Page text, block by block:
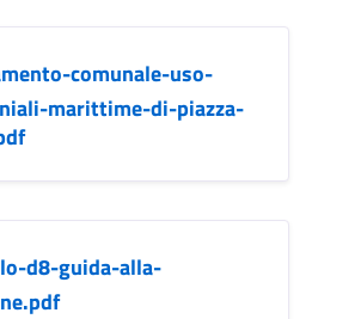
comunale-uso-
marittime-di-piazza-
d8-guida-alla-